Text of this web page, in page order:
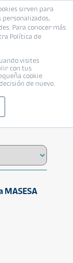
sirven para
Para conocer más
Política de
visites
con tus
cookie
de nuevo.